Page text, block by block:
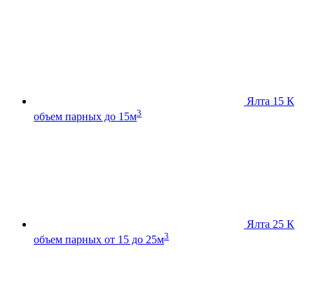
Ялта 15 К
объем парных до 15м3
Ялта 25 К
объем парных от 15 до 25м3